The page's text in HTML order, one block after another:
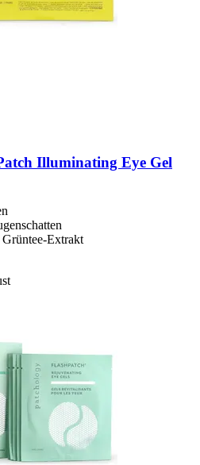
Illuminating Eye Gel
Extrakt